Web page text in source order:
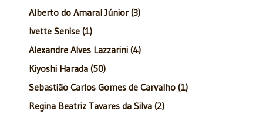
Alberto do Amaral Júnior (3)
Ivette Senise (1)
Alexandre Alves Lazzarini (4)
Kiyoshi Harada (50)
Sebastião Carlos Gomes de Carvalho (1)
Regina Beatriz Tavares da Silva (2)